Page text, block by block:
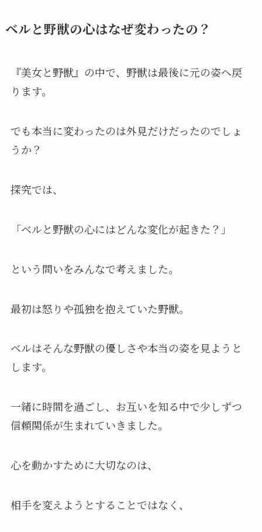
ベルと野獣の心はなぜ変わったの？
『美女と野獣』の中で、野獣は最後に元の姿へ戻
ります。
でも本当に変わったのは外見だけだったのでしょ
うか？
探究では、
「ベルと野獣の心にはどんな変化が起きた？」
という問いをみんなで考えました。
最初は怒りや孤独を抱えていた野獣。
ベルはそんな野獣の優しさや本当の姿を見ようと
します。
一緒に時間を過ごし、お互いを知る中で少しずつ
信頼関係が生まれていきました。
心を動かすために大切なのは、
相手を変えようとすることではなく、